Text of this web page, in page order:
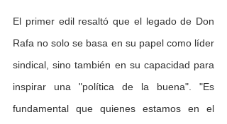
El primer edil resaltó que el legado de Don
Rafa no solo se basa en su papel como líder
sindical, sino también en su capacidad para
inspirar una "política de la buena". "Es
fundamental que quienes estamos en el